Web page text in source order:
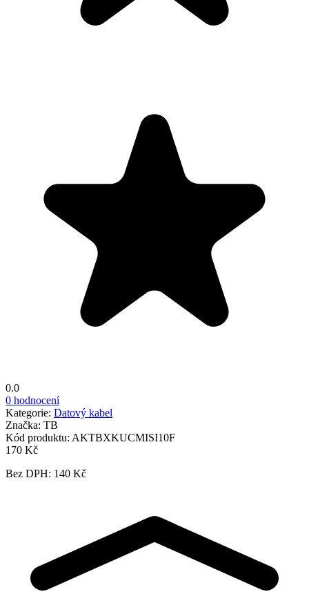
0.0
0 hodnocení
Kategorie: Datový kabel
Značka: TB
Kód produktu: AKTBXKUCMISI10F
170 Kč
Bez DPH: 140 Kč